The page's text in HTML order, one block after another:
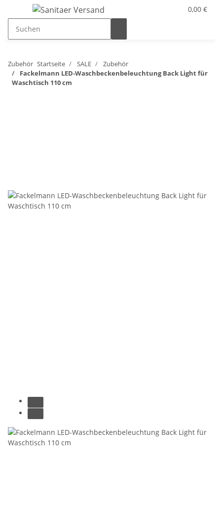
0,00 €
Zubehör Startseite SALE
Zubehör
Fackelmann LED-Waschbeckenbeleuchtung Back Light für
Waschtisch 110 cm